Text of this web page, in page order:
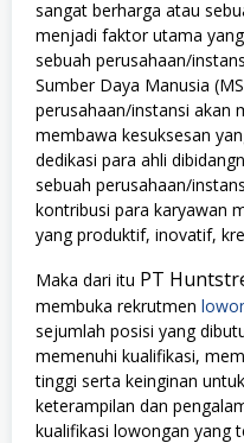
sangat berharga atau
menjadi faktor utama
sebuah perusahaan/
Sumber Daya Manusia
perusahaan/instansi akan
membawa kesuksesan
dedikasi para ahli
sebuah perusahaan/
kontribusi para karyawan
yang produktif, inovatif,
Maka dari itu PT
membuka rekrutmen
sejumlah posisi yang
memenuhi kualifikasi,
tinggi serta keinginan
keterampilan dan
kualifikasi lowongan yang